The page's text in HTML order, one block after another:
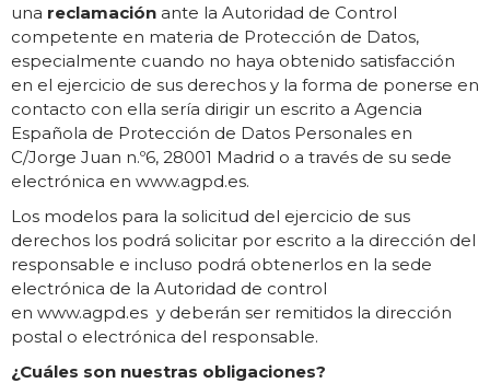
una reclamación ante la Autoridad de Control
competente en materia de Protección de Datos,
especialmente cuando no haya obtenido satisfacción
en el ejercicio de sus derechos y la forma de ponerse en
contacto con ella sería dirigir un escrito a Agencia
Española de Protección de Datos Personales en
C/Jorge Juan n.º6, 28001 Madrid o a través de su sede
electrónica en www.agpd.es.
Los modelos para la solicitud del ejercicio de sus
derechos los podrá solicitar por escrito a la dirección del
responsable e incluso podrá obtenerlos en la sede
electrónica de la Autoridad de control
en www.agpd.es y deberán ser remitidos la dirección
postal o electrónica del responsable.
¿Cuáles son nuestras obligaciones?